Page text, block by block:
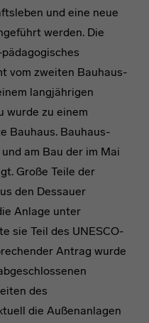
und eine neue
werden. Die
vom zweiten Bauhaus-
langjährigen
wurde zu einem
Bauhaus. Bauhaus-
am Bau der im Mai
Große Teile der
den Dessauer
Anlage unter
sie Teil des UNESCO-
Antrag wurde
des
die Außenanlagen